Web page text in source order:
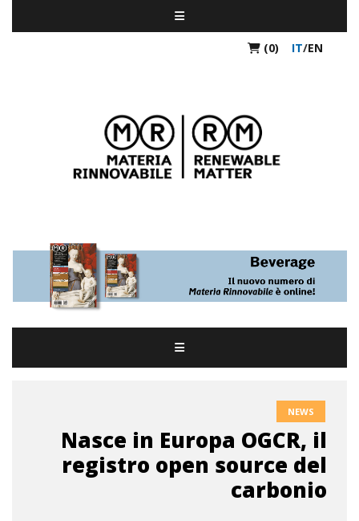
(0) IT/EN
NEWS
Nasce in Europa OGCR, il
registro open source del
carbonio